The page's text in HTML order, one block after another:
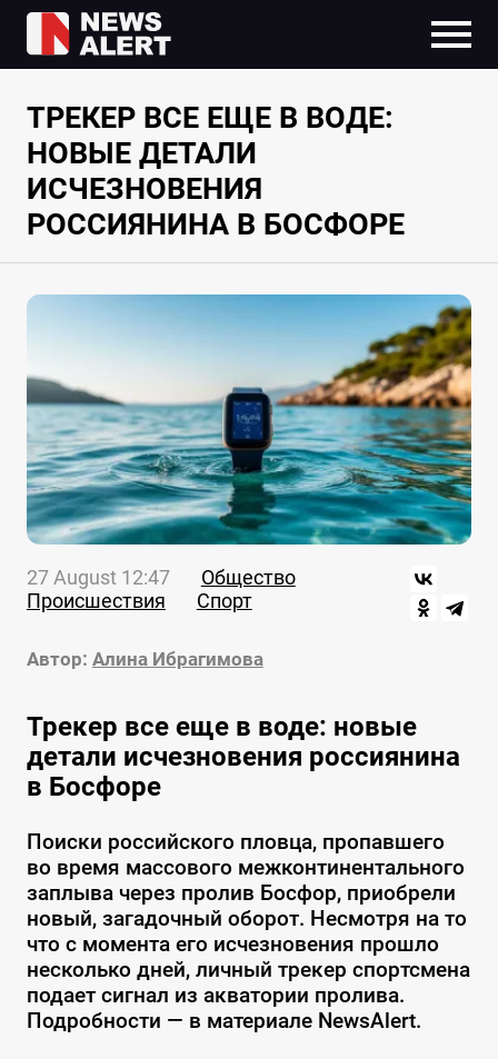
ТРЕКЕР ВСЕ ЕЩЕ В ВОДЕ:
НОВЫЕ ДЕТАЛИ
ИСЧЕЗНОВЕНИЯ
РОССИЯНИНА В БОСФОРЕ
27 August 12:47
Общество
Происшествия
Спорт
Автор: Алина Ибрагимова
Трекер все еще в воде: новые
детали исчезновения россиянина
в Босфоре
Поиски российского пловца, пропавшего
во время массового межконтинентального
заплыва через пролив Босфор, приобрели
новый, загадочный оборот. Несмотря на то
что с момента его исчезновения прошло
несколько дней, личный трекер спортсмена
подает сигнал из акватории пролива.
Подробности — в материале NewsAlert.